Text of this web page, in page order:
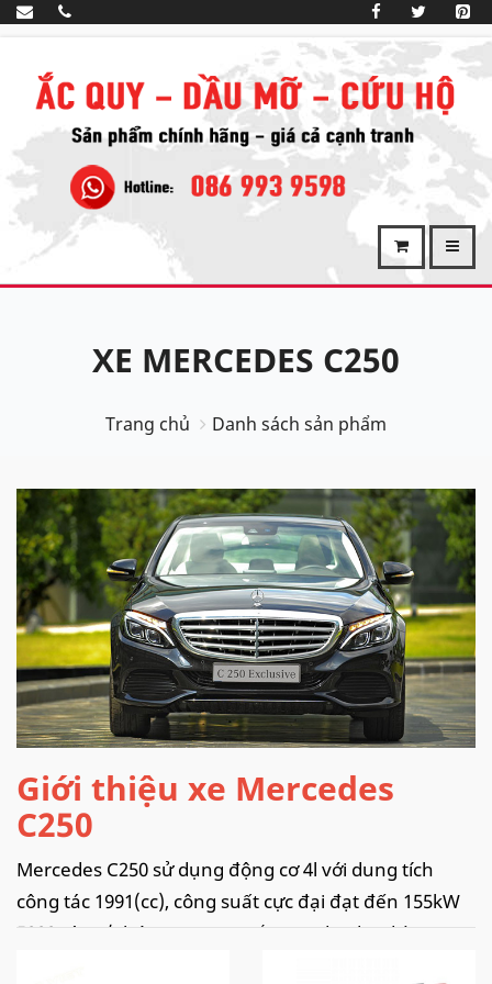
XE MERCEDES C250
Trang chủ Danh sách sản phẩm
Giới thiệu xe Mercedes
C250
Mercedes C250 sử dụng động cơ 4l với dung tích
công tác 1991(cc), công suất cực đại đạt đến 155kW
5000 vòng/phút. Momen xoắn cực đại đạt đến